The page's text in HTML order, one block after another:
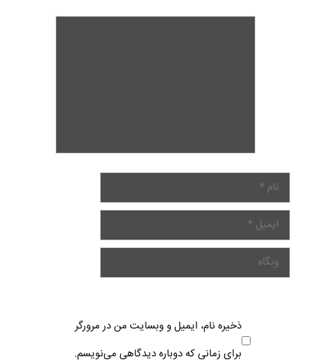
ذخیره نام، ایمیل و وبسایت من در مرورگر
برای زمانی که دوباره دیدگاهی می‌نویسم.